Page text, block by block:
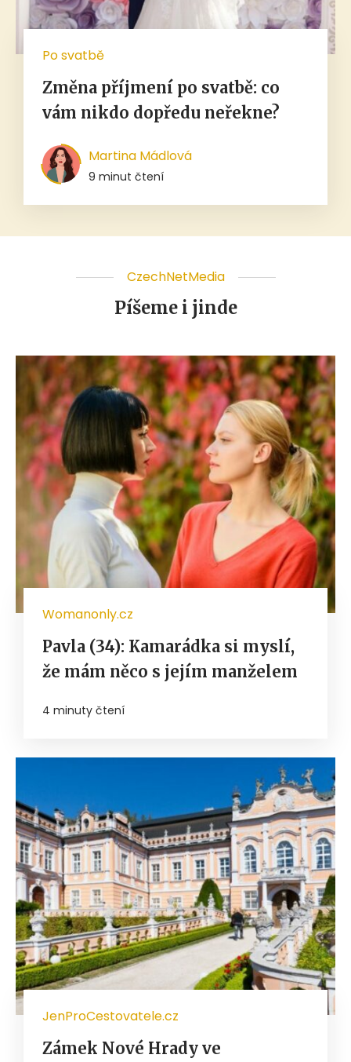
Po svatbě
Změna příjmení po svatbě: co
vám nikdo dopředu neřekne?
Martina Mádlová
9 minut čtení
CzechNetMedia
Píšeme i jinde
Womanonly.cz
Pavla (34): Kamarádka si myslí,
že mám něco s jejím manželem
4 minuty čtení
JenProCestovatele.cz
Zámek Nové Hrady ve